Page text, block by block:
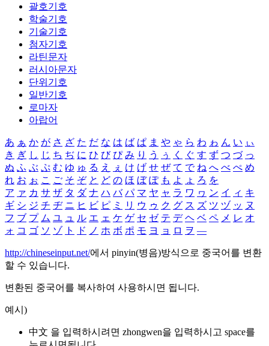
괄호기호
학술기호
기술기호
첨자기호
라틴문자
러시아문자
단위기호
일반기호
로마자
아랍어
あ ぁ か が さ ざ た だ な は ば ぱ ま や ゃ ら わ ゎ ん い ぃ
き ぎ し じ ち ぢ に ひ び ぴ み り う ぅ く ぐ す ず つ づ っ
ぬ ふ ぶ ぷ む ゆ ゅ る え ぇ け げ せ ぜ て で ね へ べ ぺ め
れ お ぉ こ ご そ ぞ と ど の ほ ぼ ぽ も よ ょ ろ を
ア ァ カ サ ザ タ ダ ナ ハ バ パ マ ヤ ャ ラ ワ ヮ ン イ ィ キ
ギ シ ジ チ ヂ ニ ヒ ビ ピ ミ リ ウ ゥ ク グ ス ズ ツ ヅ ッ ヌ
フ ブ プ ム ユ ュ ル エ ェ ケ ゲ セ ゼ テ デ ヘ ベ ペ メ レ オ
ォ コ ゴ ソ ゾ ト ド ノ ホ ボ ポ モ ヨ ョ ロ ヲ ―
http://chineseinput.net/에서 pinyin(병음)방식으로 중국어를 변환
할 수 있습니다.
변환된 중국어를 복사하여 사용하시면 됩니다.
예시)
中文 을 입력하시려면 zhongwen을 입력하시고 space를